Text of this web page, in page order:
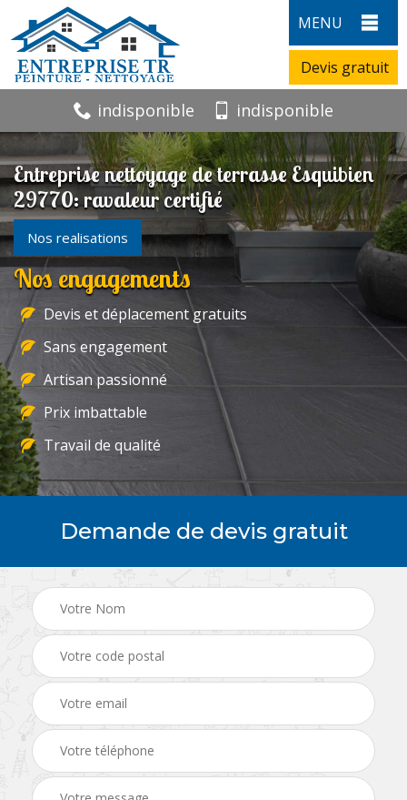
MENU
Devis gratuit
indisponible indisponible
Entreprise nettoyage de terrasse Esquibien
29770: ravaleur certifié
Nos realisations
Nos engagements
Devis et déplacement gratuits
Sans engagement
Artisan passionné
Prix imbattable
Travail de qualité
Demande de devis gratuit